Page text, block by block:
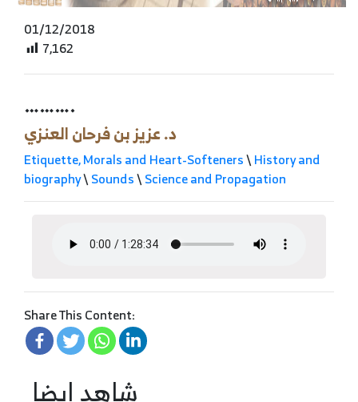
01/12/2018
7,162
……….
د. عزيز بن فرحان العنزي
Etiquette, Morals and Heart-Softeners\History and
biography\Sounds\Science and Propagation
Share This Content:
شاهد ايضا